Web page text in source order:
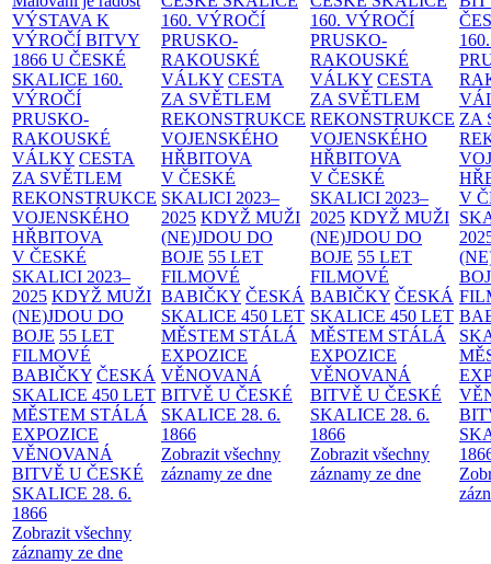
VÝSTAVA K
VÝROČÍ BITVY
1866 U ČESKÉ
SKALICE 160.
VÝROČÍ
PRUSKO-
RAKOUSKÉ
VÁLKY CESTA
ZA SVĚTLEM
REKONSTRUKCE
VOJENSKÉHO
HŘBITOVA
V ČESKÉ
SKALICI 2023–
2025 KDYŽ MUŽI
(NE)JDOU DO
BOJE 55 LET
FILMOVÉ
BABIČKY ČESKÁ
SKALICE 450 LET
MĚSTEM STÁLÁ
EXPOZICE
VĚNOVANÁ
BITVĚ U ČESKÉ
SKALICE 28. 6.
1866
Zobrazit všechny
záznamy ze dne
160. VÝROČÍ
PRUSKO-
RAKOUSKÉ
VÁLKY CESTA
ZA SVĚTLEM
REKONSTRUKCE
VOJENSKÉHO
HŘBITOVA
V ČESKÉ
SKALICI 2023–
2025 KDYŽ MUŽI
(NE)JDOU DO
BOJE 55 LET
FILMOVÉ
BABIČKY ČESKÁ
SKALICE 450 LET
MĚSTEM STÁLÁ
EXPOZICE
VĚNOVANÁ
BITVĚ U ČESKÉ
SKALICE 28. 6.
1866
Zobrazit všechny
záznamy ze dne
160. VÝROČÍ
PRUSKO-
RAKOUSKÉ
VÁLKY CESTA
ZA SVĚTLEM
REKONSTRUKCE
VOJENSKÉHO
HŘBITOVA
V ČESKÉ
SKALICI 2023–
2025 KDYŽ MUŽI
(NE)JDOU DO
BOJE 55 LET
FILMOVÉ
BABIČKY ČESKÁ
SKALICE 450 LET
MĚSTEM STÁLÁ
EXPOZICE
VĚNOVANÁ
BITVĚ U ČESKÉ
SKALICE 28. 6.
1866
Zobrazit všechny
záznamy ze dne
ZA
V